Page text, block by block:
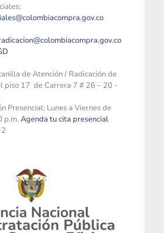
de Atención / Radicación de
piso 17 de Carrera 7 # 26 – 20 -
Presencial: Lunes a Viernes de
p.m. Agenda tu cita presencial